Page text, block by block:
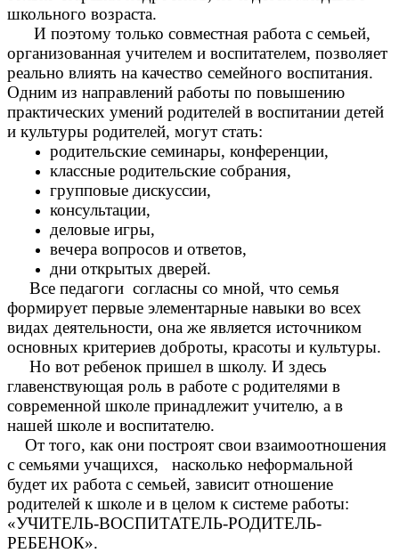
школьного возраста.
И поэтому только совместная работа с семьей,
организованная учителем и воспитателем, позволяет
реально влиять на качество семейного воспитания.
Одним из направлений работы по повышению
практических умений родителей в воспитании детей
и культуры родителей, могут стать:
родительские семинары, конференции,
классные родительские собрания,
групповые дискуссии,
консультации,
деловые игры,
вечера вопросов и ответов,
дни открытых дверей.
Все педагоги согласны со мной, что семья
формирует первые элементарные навыки во всех
видах деятельности, она же является источником
основных критериев доброты, красоты и культуры.
Но вот ребенок пришел в школу. И здесь
главенствующая роль в работе с родителями в
современной школе принадлежит учителю, а в
нашей школе и воспитателю.
От того, как они построят свои взаимоотношения
с семьями учащихся, насколько неформальной
будет их работа с семьей, зависит отношение
родителей к школе и в целом к системе работы:
«УЧИТЕЛЬ-ВОСПИТАТЕЛЬ-РОДИТЕЛЬ-
РЕБЕНОК».